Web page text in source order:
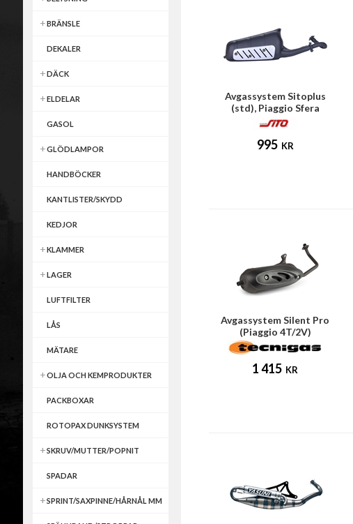
BRÄNSLE
DEKALER
DÄCK
ELDELAR
GASOL
GLÖDLAMPOR
HANDBÖCKER
KANTLISTER/SKYDD
KEDJOR
KLAMMER
LAGER
LUFTFILTER
LÅS
MÄTARE
OLJA OCH KEMPRODUKTER
PACKBOXAR
ROTOPAX DUNKSYSTEM
SKRUV/MUTTER/POPNIT
SPADAR
SPRINT/SAXPINNE/HÅRNÅL MM
Avgassystem Sitoplus
(std), Piaggio Sfera
995 KR
Avgassystem Silent Pro
(Piaggio 4T/2V)
1 415 KR